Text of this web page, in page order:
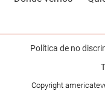
Política de no
Copyright